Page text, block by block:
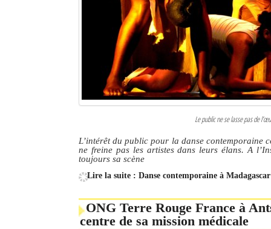
Le public ne se lasse pas de
L’intérêt du public pour la danse contemporaine
ne freine pas les artistes dans leurs élans. A
toujours sa scène
Lire la suite : Danse contemporaine à
ONG Terre Rouge France à
centre de sa mission médicale